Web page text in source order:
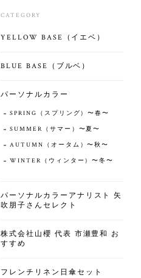
CATEGORY
YELLOW BASE（イエベ）
BLUE BASE（ブルベ）
パーソナルカラー
SPRING（スプリング）〜春〜
SUMMER（サマー）〜夏〜
AUTUMN（オータム）〜秋〜
WINTER（ウィンター）〜冬〜
パーソナルカラーアナリスト 矢
吹朋子さんセレクト
株式会社山櫻 代表 市瀬豊和 お
すすめ
フレンチリネン日傘セット